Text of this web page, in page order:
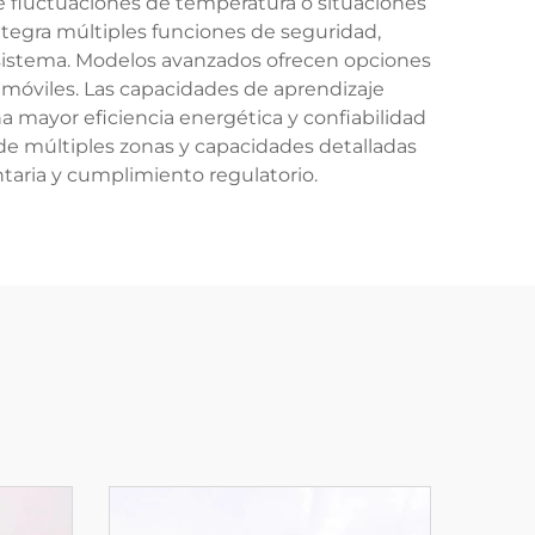
múltiples funciones de seguridad,
Modelos avanzados ofrecen opciones
Las capacidades de aprendizaje
mayor eficiencia energética y confiabilidad
múltiples zonas y capacidades detalladas
y cumplimiento regulatorio.